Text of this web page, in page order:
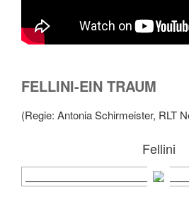
FELLINI-EIN TRAUM
(Regie: Antonia Schirmeister, RLT
Fellini